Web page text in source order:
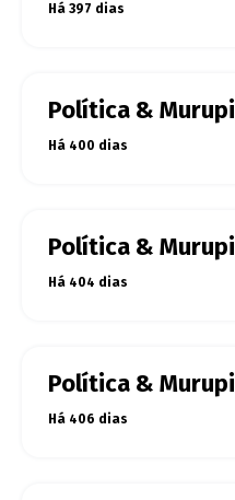
Há 397 dias
Política & Murupi
Há 400 dias
Política & Murupi
Há 404 dias
Política & Murupi
Há 406 dias